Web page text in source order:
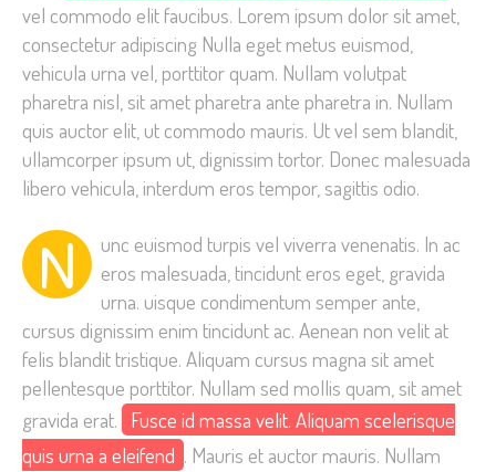
vel commodo elit faucibus. Lorem ipsum dolor sit amet,
consectetur adipiscing Nulla eget metus euismod,
vehicula urna vel, porttitor quam. Nullam volutpat
pharetra nisl, sit amet pharetra ante pharetra in. Nullam
quis auctor elit, ut commodo mauris. Ut vel sem blandit,
ullamcorper ipsum ut, dignissim tortor. Donec malesuada
libero vehicula, interdum eros tempor, sagittis odio.
N
unc euismod turpis vel viverra venenatis. In ac
eros malesuada, tincidunt eros eget, gravida
urna. uisque condimentum semper ante,
cursus dignissim enim tincidunt ac. Aenean non velit at
felis blandit tristique. Aliquam cursus magna sit amet
pellentesque porttitor. Nullam sed mollis quam, sit amet
gravida erat. Fusce id massa velit. Aliquam scelerisque
quis urna a eleifend . Mauris et auctor mauris. Nullam